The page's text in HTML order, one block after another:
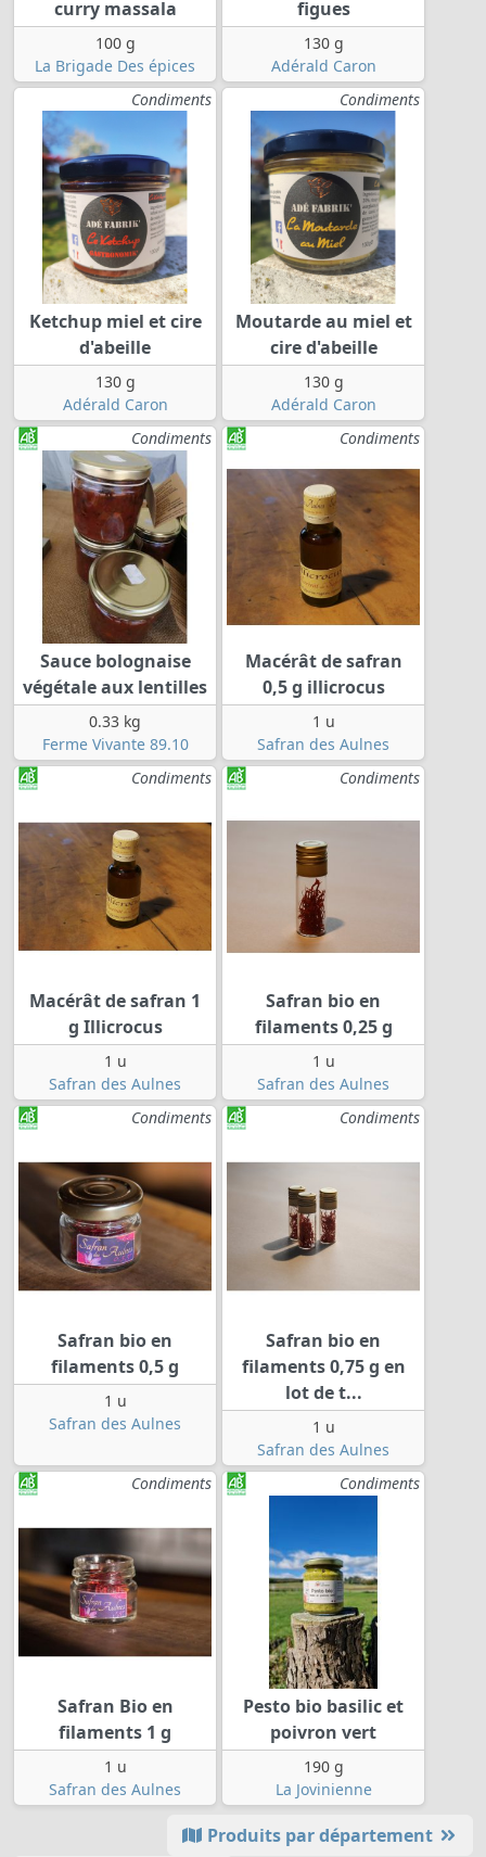
curry massala
100 g
La Brigade Des épices
figues
130 g
Adérald Caron
Condiments
Ketchup miel et cire
d'abeille
130 g
Adérald Caron
Condiments
Moutarde au miel et
cire d'abeille
130 g
Adérald Caron
Condiments
Sauce bolognaise
végétale aux lentilles
0.33 kg
Ferme Vivante 89.10
Condiments
Macérât de safran
0,5 g illicrocus
1 u
Safran des Aulnes
Condiments
Macérât de safran 1
g Illicrocus
1 u
Safran des Aulnes
Condiments
Safran bio en
filaments 0,25 g
1 u
Safran des Aulnes
Condiments
Safran bio en
filaments 0,5 g
1 u
Safran des Aulnes
Condiments
Safran bio en
filaments 0,75 g en
lot de t...
1 u
Safran des Aulnes
Condiments
Safran Bio en
filaments 1 g
1 u
Safran des Aulnes
Condiments
Pesto bio basilic et
poivron vert
190 g
La Jovinienne
Produits par département